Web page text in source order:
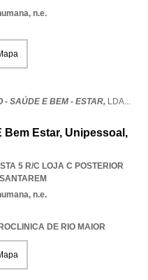
n.e.
- SAÚDE E BEM - ESTAR, LDA...
Bem Estar, Unipessoal,
5 R/C LOJA C POSTERIOR
SANTAREM
n.e.
DE RIO MAIOR